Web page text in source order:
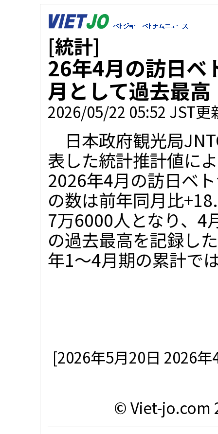
[統計]
26年4月の訪日ベ
月として過去最高
2026/05/22 05:52 JST更
日本政府観光局
表した統計推計値に
2026年4月の訪日ベ
の数は前年同月比
7万6000人となり、4
の過去最高を記録し
年1～4月期の累計で
[2026年5月20日 2026
© Viet-jo.com